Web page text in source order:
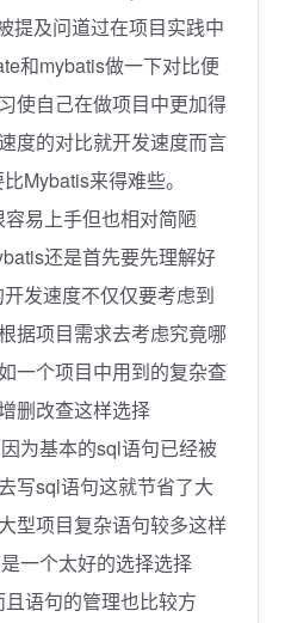
提及问道过在项目实践中
和mybatis做一下对比便
使自己在做项目中更加得
度的对比就开发速度而言
Mybatis来得难些。
易上手但也相对简陋
还是首先要先理解好
发速度不仅仅要考虑到
据项目需求去考虑究竟哪
一个项目中用到的复杂查
删改查这样选择
为基本的sql语句已经被
写sql语句这就节省了大
型项目复杂语句较多这样
一个太好的选择选择
语句的管理也比较方